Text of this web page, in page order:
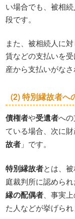
い場合でも、被相
段です。
また、被相続人に
賃などの支払いを
産から支払いがなさ
(2)特別縁故者へ
債権者や受遺者へ
ている場合、次に
故者 」です。
特別縁故者とは、
庭裁判所に認めら
縁の配偶者、事実
た人などが挙げられ